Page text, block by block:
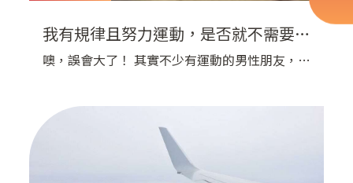
我有規律且努力運動，是否就不需要再
吃膽固醇藥物呢？ | 宇平診所
噢，誤會大了！ 其實不少有運動的男性朋友，會
這個膽固醇應該就沒關係了吧？ 一定會降下來的